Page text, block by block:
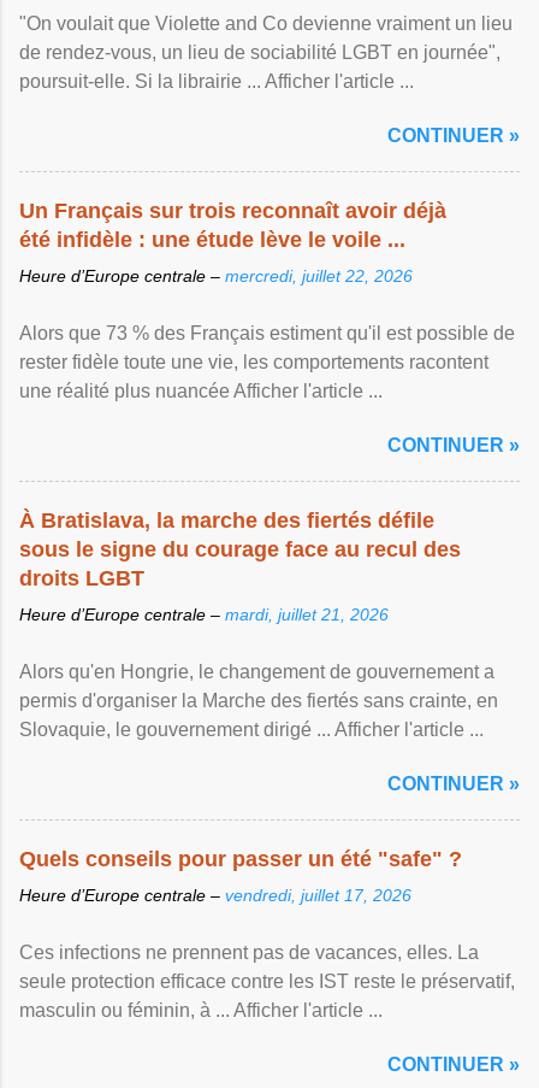
"On voulait que Violette and Co devienne vraiment un lieu
de rendez-vous, un lieu de sociabilité LGBT en journée",
poursuit-elle. Si la librairie ... Afficher l'article ...
CONTINUER »
Un Français sur trois reconnaît avoir déjà
été infidèle : une étude lève le voile ...
Heure d’Europe centrale – mercredi, juillet 22, 2026
Alors que 73 % des Français estiment qu'il est possible de
rester fidèle toute une vie, les comportements racontent
une réalité plus nuancée Afficher l'article ...
CONTINUER »
À Bratislava, la marche des fiertés défile
sous le signe du courage face au recul des
droits LGBT
Heure d’Europe centrale – mardi, juillet 21, 2026
Alors qu'en Hongrie, le changement de gouvernement a
permis d'organiser la Marche des fiertés sans crainte, en
Slovaquie, le gouvernement dirigé ... Afficher l'article ...
CONTINUER »
Quels conseils pour passer un été "safe" ?
Heure d’Europe centrale – vendredi, juillet 17, 2026
Ces infections ne prennent pas de vacances, elles. La
seule protection efficace contre les IST reste le préservatif,
masculin ou féminin, à ... Afficher l'article ...
CONTINUER »